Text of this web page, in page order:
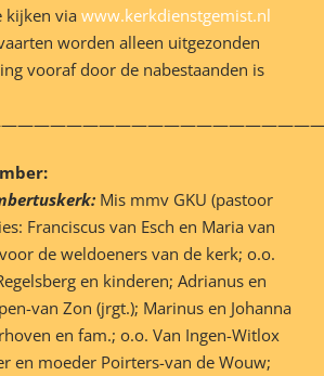
kijken via www.kerkdienstgemist.nl
worden alleen uitgezonden
vooraf door de nabestaanden is
Mis mmv GKU (pastoor
Franciscus van Esch en Maria van
de weldoeners van de kerk; o.o.
en kinderen; Adrianus en
van Zon (jrgt.); Marinus en Johanna
en fam.; o.o. Van Ingen-Witlox
en moeder Poirters-van de Wouw;